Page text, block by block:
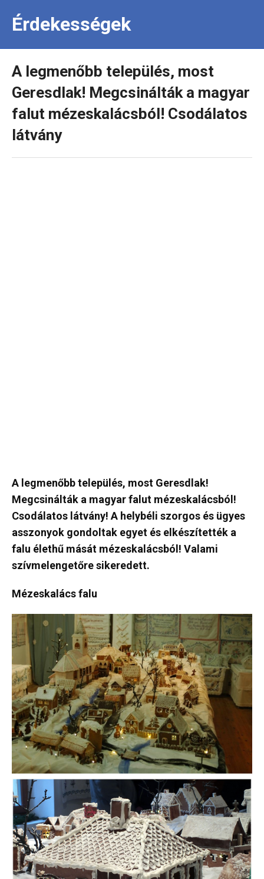
Érdekességek
A legmenőbb település, most
Geresdlak! Megcsinálták a magyar
falut mézeskalácsból! Csodálatos
látvány
A legmenőbb település, most Geresdlak!
Megcsinálták a magyar falut mézeskalácsból!
Csodálatos látvány! A helybéli szorgos és ügyes
asszonyok gondoltak egyet és elkészítették a
falu élethű mását mézeskalácsból! Valami
szívmelengetőre sikeredett.
Mézeskalács falu